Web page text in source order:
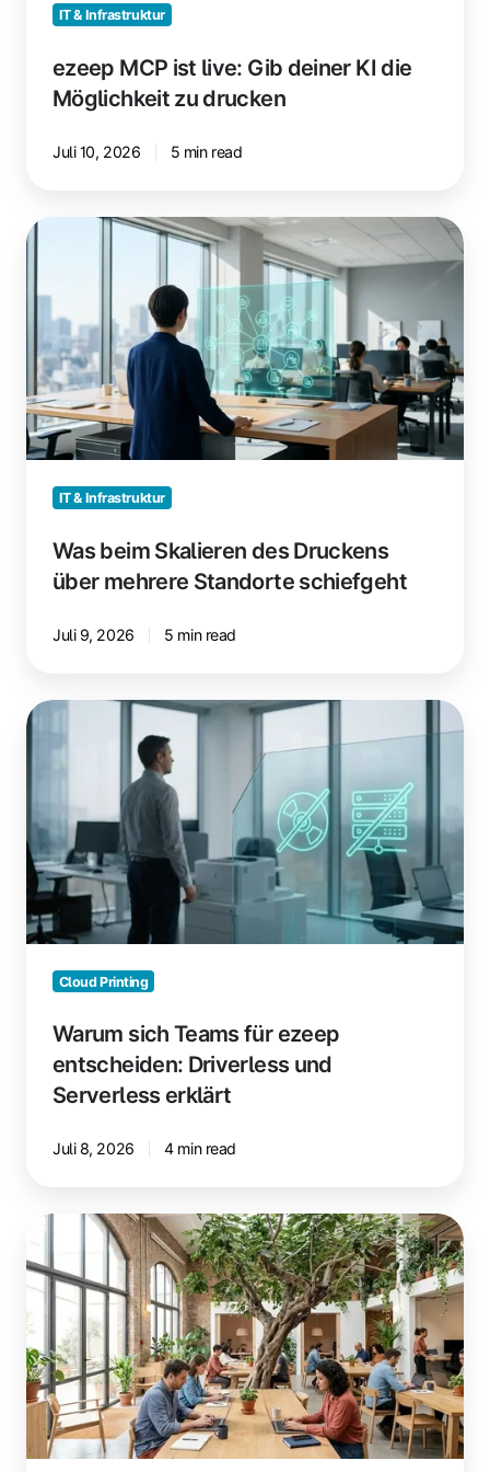
IT & Infrastruktur
ezeep MCP ist live: Gib deiner KI die
Möglichkeit zu drucken
Juli 10, 2026 5 min read
Was
Druckens
über
mehrere
Standorte
schiefgeht
IT & Infrastruktur
Was beim Skalieren des Druckens
über mehrere Standorte schiefgeht
Juli 9, 2026 5 min read
Warum
Teams
ezeep
entscheiden:
Driverless
und
Serverless
erklärt
Cloud Printing
Warum sich Teams für ezeep
entscheiden: Driverless und
Serverless erklärt
Juli 8, 2026 4 min read
„Darf
mein
Feigenbaum
mitarbeiten?"
–
Ungewöhnliche
Wünsche
im
Space